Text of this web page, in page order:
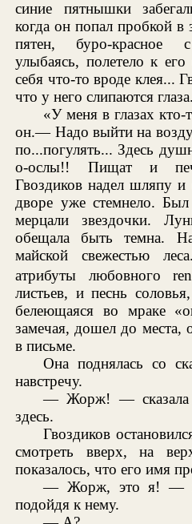
синие пятнышки
когда он попал пробкой в
пятен, буро-красное
улыбаясь, полетело к
себя что-то вроде клея...
что у него слипаются
«У меня в глазах
он.— Надо выйти на
по...погулять... Здесь
о-ослы!! Пищат и
Гвоздиков надел шляпу
дворе уже стемнело.
мерцали звездочки.
обещала быть темна.
майской свежестью
атрибуты любовного
листьев, и песнь
белеющаяся во мраке
замечая, дошел до места,
в письме.
Она поднялась со
навстречу.
— Жорж! —
здесь.
Гвоздиков
смотреть вверх, на
показалось, что его имя
— Жорж, это я! —
подойдя к нему.